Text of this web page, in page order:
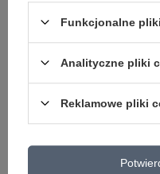
Funkcjonalne
Analityczne pliki
Reklamowe pliki